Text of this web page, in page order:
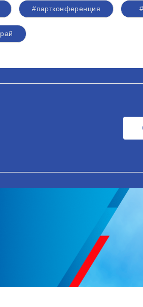
#партконференция